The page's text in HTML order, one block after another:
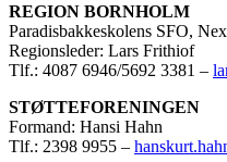
REGION BORNHOLM
Paradisbakkeskolens SFO,
Regionsleder: Lars Frithiof
Tlf.: 4087 6946/5692 3381 –
STØTTEFORENINGEN
Formand: Hansi Hahn
Tlf.: 2398 9955 –